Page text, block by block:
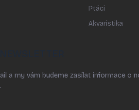
Ptáci
Akvaristika
a my vám budeme zasílat informace o